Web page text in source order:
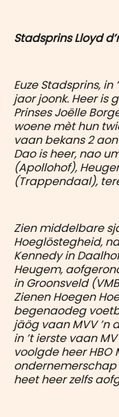
Stadsprins Lloyd
Euze Stadsprins, in
jaor joonk. Heer is
Prinses Joëlle
woene mèt hun
vaan bekans 2
Dao is heer, nao
(Apollohof),
(Trappendaal),
Zien middelbare
Hoeglöstegheid,
Kennedy in
Heugem,
in Groonsveld
Zienen Hoegen
begenaodeg
jäög vaan MVV ’n
in ’t ierste vaan
voolgde heer
ondernemerschap
heet heer zelfs